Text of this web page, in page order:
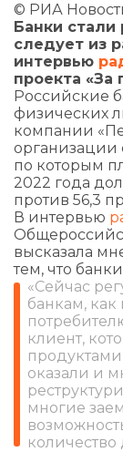
© РИА
Банки стали
следует из
интервью
проекта
Российские
физических
компании
организации
по которым
2022 года
против 56,3
В интервью
высказала
тем, что
«Сейчас
банкам,
клиент,
оказали и
многие
количество